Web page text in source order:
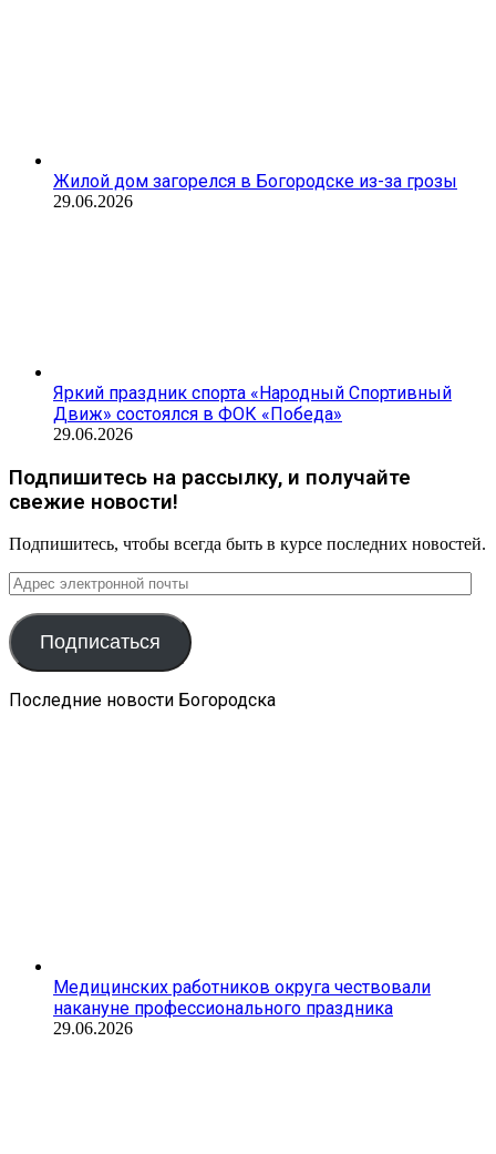
Жилой дом загорелся в Богородске из-за грозы
29.06.2026
Яркий праздник спорта «Народный Спортивный
Движ» состоялся в ФОК «Победа»
29.06.2026
Подпишитесь на рассылку, и получайте
свежие новости!
Подпишитесь, чтобы всегда быть в курсе последних новостей.
Адрес
электронной
почты
Подписаться
Последние новости Богородска
Медицинских работников округа чествовали
накануне профессионального праздника
29.06.2026